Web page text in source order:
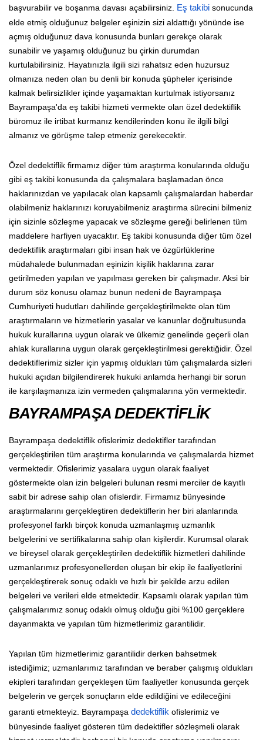
başvurabilir ve boşanma davası açabilirsiniz.
Eş takibi sonucunda
elde etmiş olduğunuz belgeler eşinizin sizi aldattığı yönünde ise
açmış olduğunuz dava konusunda bunları gerekçe olarak
sunabilir ve yaşamış olduğunuz bu çirkin durumdan
kurtulabilirsiniz. Hayatınızla ilgili sizi rahatsız eden huzursuz
olmanıza neden olan bu denli bir konuda şüpheler içerisinde
kalmak belirsizlikler içinde yaşamaktan kurtulmak istiyorsanız
Bayrampaşa'da eş takibi hizmeti vermekte olan özel dedektiflik
büromuz ile irtibat kurmanız kendilerinden konu ile ilgili bilgi
almanız ve görüşme talep etmeniz gerekecektir.
Özel dedektiflik firmamız diğer tüm araştırma konularında olduğu
gibi eş takibi konusunda da çalışmalara başlamadan önce
haklarınızdan ve yapılacak olan kapsamlı çalışmalardan haberdar
olabilmeniz haklarınızı koruyabilmeniz araştırma sürecini bilmeniz
için sizinle sözleşme yapacak ve sözleşme gereği belirlenen tüm
maddelere harfiyen uyacaktır. Eş takibi konusunda diğer tüm özel
dedektiflik araştırmaları gibi insan hak ve özgürlüklerine
müdahalede bulunmadan eşinizin kişilik haklarına zarar
getirilmeden yapılan ve yapılması gereken bir çalışmadır. Aksi bir
durum söz konusu olamaz bunun nedeni de Bayrampaşa
Cumhuriyeti hudutları dahilinde gerçekleştirilmekte olan tüm
araştırmaların ve hizmetlerin yasalar ve kanunlar doğrultusunda
hukuk kurallarına uygun olarak ve ülkemiz genelinde geçerli olan
ahlak kurallarına uygun olarak gerçekleştirilmesi gerektiğidir. Özel
dedektiflerimiz sizler için yapmış oldukları tüm çalışmalarda sizleri
hukuki açıdan bilgilendirerek hukuki anlamda herhangi bir sorun
ile karşılaşmanıza izin vermeden çalışmalarına yön vermektedir.
BAYRAMPAŞA DEDEKTİFLİK
Bayrampaşa dedektiflik ofislerimiz dedektifler tarafından
gerçekleştirilen tüm araştırma konularında ve çalışmalarda hizmet
vermektedir. Ofislerimiz yasalara uygun olarak faaliyet
göstermekte olan izin belgeleri bulunan resmi merciler de kayıtlı
sabit bir adrese sahip olan ofislerdir. Firmamız bünyesinde
araştırmalarını gerçekleştiren dedektiflerin her biri alanlarında
profesyonel farklı birçok konuda uzmanlaşmış uzmanlık
belgelerini ve sertifikalarına sahip olan kişilerdir. Kurumsal olarak
ve bireysel olarak gerçekleştirilen dedektiflik hizmetleri dahilinde
uzmanlarımız profesyonellerden oluşan bir ekip ile faaliyetlerini
gerçekleştirerek sonuç odaklı ve hızlı bir şekilde arzu edilen
belgeleri ve verileri elde etmektedir. Kapsamlı olarak yapılan tüm
çalışmalarımız sonuç odaklı olmuş olduğu gibi %100 gerçeklere
dayanmakta ve yapılan tüm hizmetlerimiz garantilidir.
Yapılan tüm hizmetlerimiz garantilidir derken bahsetmek
istediğimiz; uzmanlarımız tarafından ve beraber çalışmış oldukları
ekipleri tarafından gerçekleşen tüm faaliyetler konusunda gerçek
belgelerin ve gerçek sonuçların elde edildiğini ve edileceğini
garanti etmekteyiz. Bayrampaşa dedektiflik ofislerimiz ve
bünyesinde faaliyet gösteren tüm dedektifler sözleşmeli olarak